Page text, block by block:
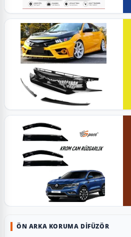
ÖN ARKA KORUMA DIFÜZÖR